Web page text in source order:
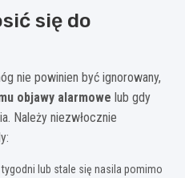
się do
nie powinien być ignorowany,
objawy alarmowe lub gdy
Należy niezwłocznie
tygodni lub stale się nasila pomimo